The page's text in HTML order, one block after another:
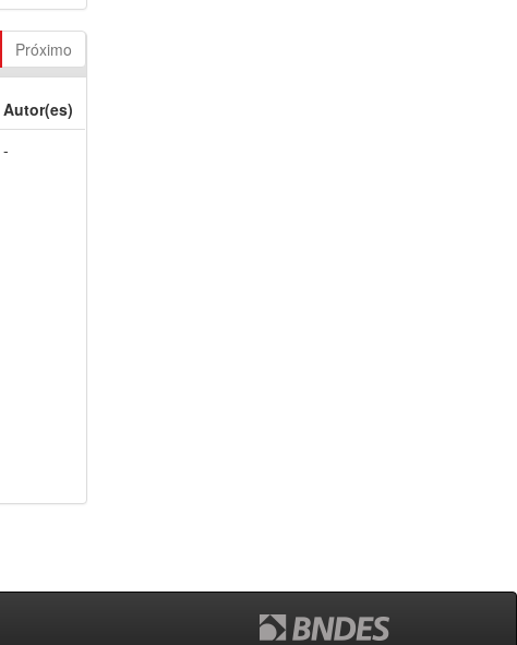
Próximo
Autor(es)
-